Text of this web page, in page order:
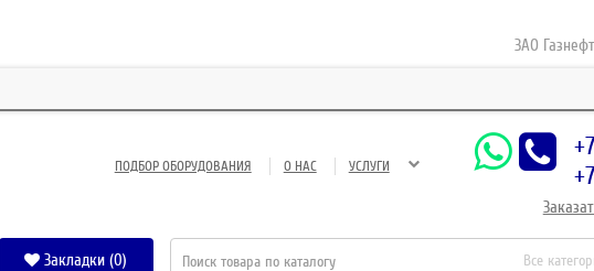
ЗАО
ПОДБОР ОБОРУДОВАНИЯ О НАС УСЛУГИ
Закладки (0) Все